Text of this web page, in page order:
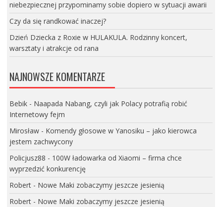
niebezpiecznej przypominamy sobie dopiero w sytuacji awarii
Czy da się randkować inaczej?
Dzień Dziecka z Roxie w HULAKULA. Rodzinny koncert,
warsztaty i atrakcje od rana
NAJNOWSZE KOMENTARZE
Bebik- Naapada Nabang, czyli jak Polacy potrafią robić
Internetowy fejm
Mirosław- Komendy głosowe w Yanosiku – jako kierowca
jestem zachwycony
Policjusz88 - 100W ładowarka od Xiaomi – firma chce
wyprzedzić konkurencję
Robert- Nowe Maki zobaczymy jeszcze jesienią
Robert- Nowe Maki zobaczymy jeszcze jesienią